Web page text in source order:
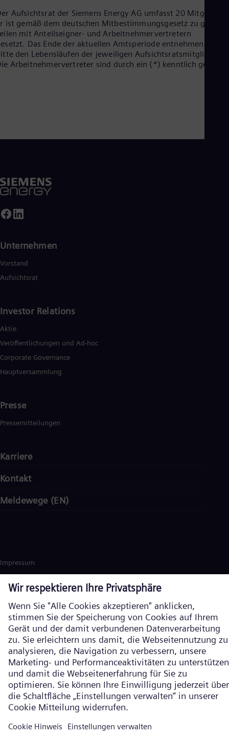
Aufsichtsrat der Siemens Energy AG umfasst 20 Mitglieder.
ist gemäß dem deutschen Mitbestimmungsgesetz zu
mit Anteilseigner- und Arbeitnehmervertretern
Das Ende der aktuellen Amtsperiode entnehmen Sie
den Lebensläufen der jeweiligen Aufsichtsratsmitglieder.
Arbeitnehmervertreter sind durch ein (*) kenntlich
Unternehmen
Vorstand
Aufsichtsrat
Investor Relations
Aktie
Veröffentlichungen und Ad-hoc
Corporate Governance
Hauptversammlung
Presse
Pressemitteilungen
Karriere
Kontakt
Meldewege (EN)
Impressum
Cookie Richtlinien
Nutzungsbedingungen
Verschlüsselte Kommunikation
Siemens Energy ist eine durch die Siemens AG lizenzierte Marke. ©
Siemens Energy, 2026